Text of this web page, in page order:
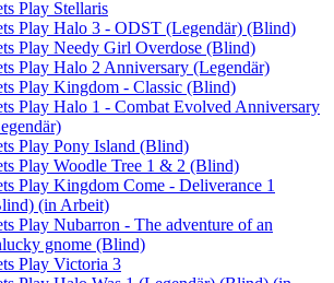
Play Stellaris
Play Halo 3 - ODST (Legendär) (Blind)
Play Needy Girl Overdose (Blind)
Play Halo 2 Anniversary (Legendär)
Play Kingdom - Classic (Blind)
Play Halo 1 - Combat Evolved Anniversary
Play Pony Island (Blind)
Play Woodle Tree 1 & 2 (Blind)
Play Kingdom Come - Deliverance 1
(in Arbeit)
Play Nubarron - The adventure of an
gnome (Blind)
Play Victoria 3